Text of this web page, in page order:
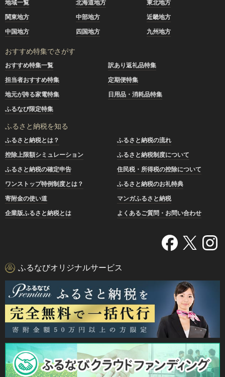
地域一覧 北海道地方
東北地方
関東地方
中部地方
近畿地方
中国地方
四国地方 九州地方
おすすめ特集でさがす
おすすめ特集一覧
訳あり返礼品特集
担当者おすすめ特集
定期便特集
地元が誇る家電特集
日用品・消耗品特集
ふるなび限定特集
ふるさと納税を知る
ふるさと納税とは？
ふるさと納税の流れ
控除上限額シミュレーション
ふるさと納税制度について
ふるさと納税の確定申告
住民税・所得税の控除について
ワンストップ特例制度とは？
ふるさと納税のお礼特典
寄附金の使い道
マンガふるさと納税
企業版ふるさと納税とは
よくあるご質問・お問い合わせ
ふるなびオリジナルサービス